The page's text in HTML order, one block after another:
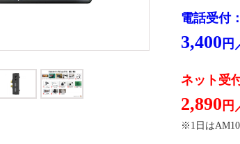
電話受付：
3,400 円
ネット受
2,890 円
※1日は